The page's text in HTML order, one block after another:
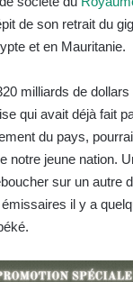
de son retrait du
et en Mauritanie.
milliards de
qui avait déjà fait
du pays,
notre jeune nation.
sur un autre
il y a